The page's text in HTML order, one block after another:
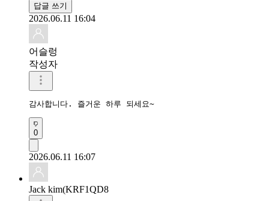
답글 쓰기
2026.06.11 16:04
어슬렁
작성자
감사합니다. 즐거운 하루 되세요~
0
2026.06.11 16:07
Jack kim(KRF1QD8